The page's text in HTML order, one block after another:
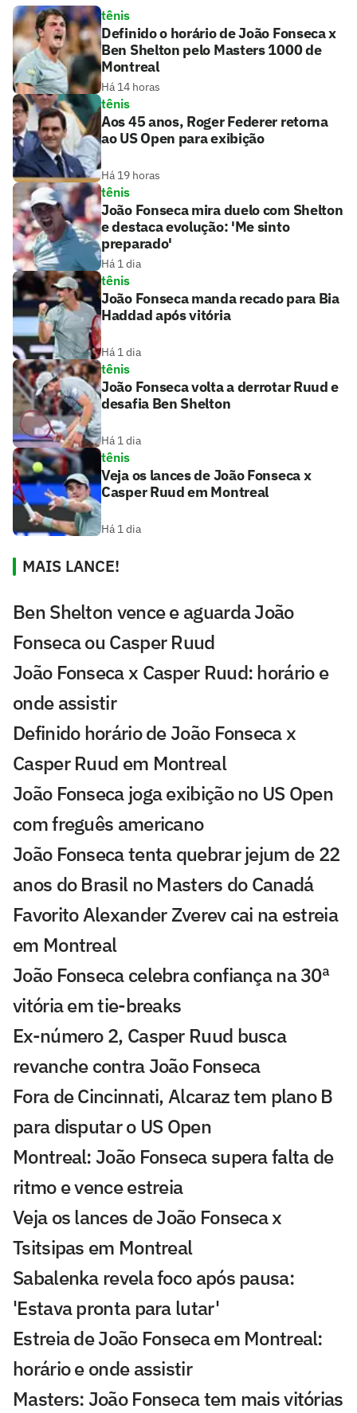
tênis
Definido o horário de João Fonseca x
Ben Shelton pelo Masters 1000 de
Montreal
Há 14 horas
tênis
Aos 45 anos, Roger Federer retorna
ao US Open para exibição
Há 19 horas
tênis
João Fonseca mira duelo com Shelton
e destaca evolução: 'Me sinto
preparado'
Há 1 dia
tênis
João Fonseca manda recado para Bia
Haddad após vitória
Há 1 dia
tênis
João Fonseca volta a derrotar Ruud e
desafia Ben Shelton
Há 1 dia
tênis
Veja os lances de João Fonseca x
Casper Ruud em Montreal
Há 1 dia
MAIS LANCE!
Ben Shelton vence e aguarda João
Fonseca ou Casper Ruud
João Fonseca x Casper Ruud: horário e
onde assistir
Definido horário de João Fonseca x
Casper Ruud em Montreal
João Fonseca joga exibição no US Open
com freguês americano
João Fonseca tenta quebrar jejum de 22
anos do Brasil no Masters do Canadá
Favorito Alexander Zverev cai na estreia
em Montreal
João Fonseca celebra confiança na 30ª
vitória em tie-breaks
Ex-número 2, Casper Ruud busca
revanche contra João Fonseca
Fora de Cincinnati, Alcaraz tem plano B
para disputar o US Open
Montreal: João Fonseca supera falta de
ritmo e vence estreia
Veja os lances de João Fonseca x
Tsitsipas em Montreal
Sabalenka revela foco após pausa:
'Estava pronta para lutar'
Estreia de João Fonseca em Montreal:
horário e onde assistir
Masters: João Fonseca tem mais vitórias